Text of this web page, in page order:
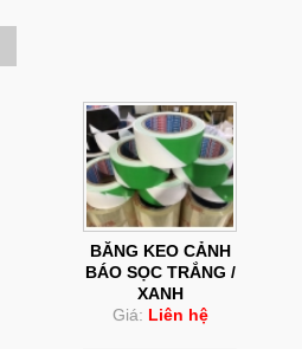
BĂNG KEO CẢNH
BÁO SỌC TRẮNG /
XANH
Giá: Liên hệ